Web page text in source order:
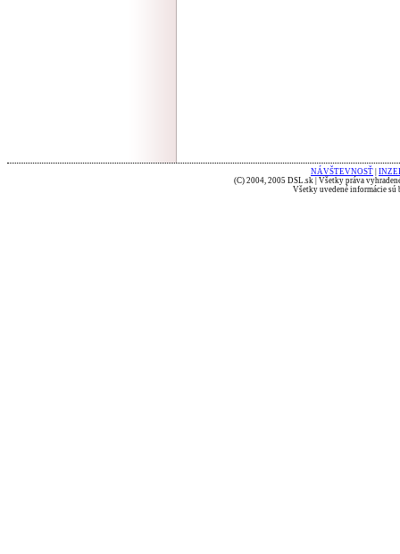
NÁVŠTEVNOSŤ
(C) 2004, 2005 DSL.sk | Všetky práva
Všetky uvedené informácie sú